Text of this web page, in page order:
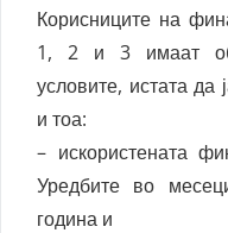
Корисниците на
1, 2 и 3 имаат
условите, истата да
и тоа:
– искористената
Уредбите во
година и